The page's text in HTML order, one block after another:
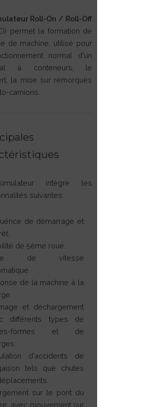
Roll-On / Roll-Off
permet la formation de
de machine, utilisé pour
normal d'un
à conteneurs, le
la mise sur remorques
camions.
intègre les
suivantes:
de démarrage et
de 5ème roue.
de vitesse
de la machine à la
et déchargement
différents types de
formes et de
d'accidents de
tels que chutes
sur le pont du
avec mouvement sur